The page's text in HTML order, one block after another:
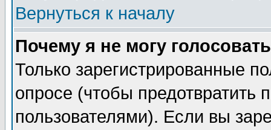
Вернуться к началу
Почему я не могу
Только зарегистрированные
опросе (чтобы предотвратить
пользователями). Если вы